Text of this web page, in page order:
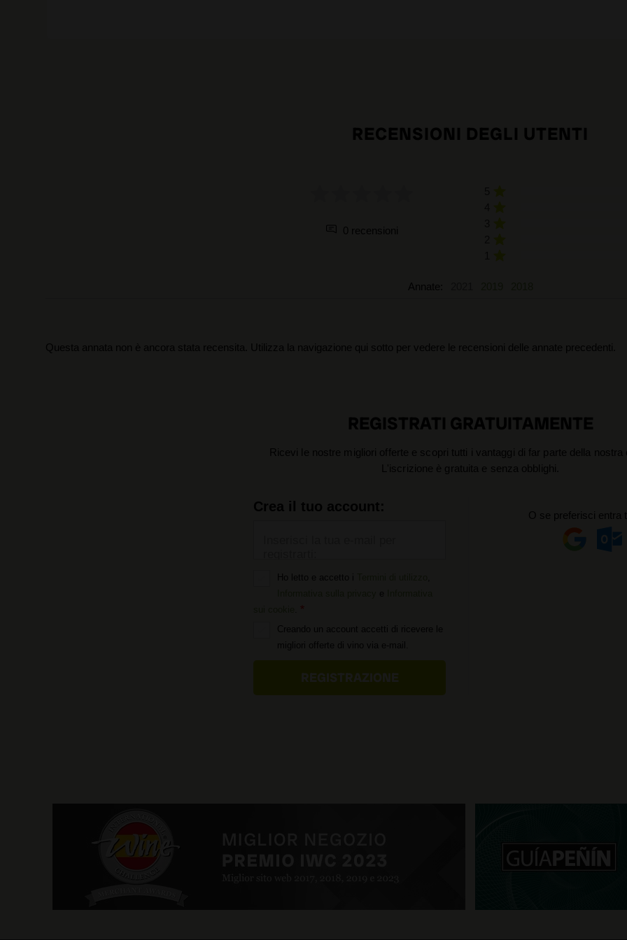
RECENSIONI DEGLI UTENTI
0 recensioni
Annate:
Questa annata non è ancora stata recensita. Utilizza la navigazione qui sotto per vedere le recensioni delle annate precedenti.
REGISTRATI GRATUITAMENTE
Ricevi le nostre migliori offerte e scopri tutti i vantaggi di far parte della nostra
L'iscrizione è gratuita e senza obblighi.
Crea il tuo account:
Ho letto e accetto i
Creando un account accetti di ricevere le
migliori offerte di vino via e-mail.
O se preferisci entra